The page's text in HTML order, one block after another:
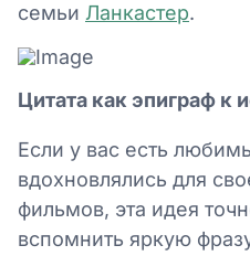
семьи Ланкастер.
Цитата как эпиграф к
Если у вас есть
вдохновлялись для
фильмов, эта идея
вспомнить яркую